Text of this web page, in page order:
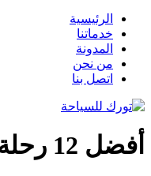
الرئيسية
خدماتنا
المدونة
من نحن
اتصل بنا
أفضل 12 رحلة في تركيا